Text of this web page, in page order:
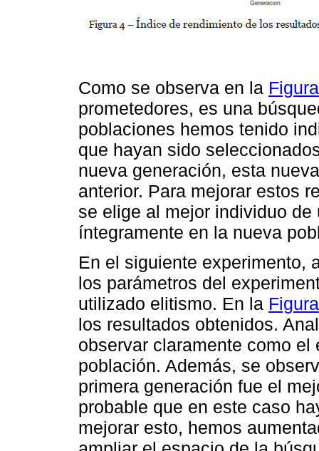
Como se observa en la
prometedores, es una
poblaciones hemos tenido
que hayan sido
nueva generación, esta
anterior. Para mejorar estos
se elige al mejor individuo
íntegramente en la nueva
En el siguiente experimento,
los parámetros del
utilizado elitismo. En la
los resultados obtenidos.
observar claramente como
población. Además, se
primera generación fue el
probable que en este caso
mejorar esto, hemos